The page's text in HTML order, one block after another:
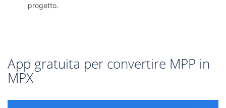
progetto.
App gratuita per convertire MPP in
MPX